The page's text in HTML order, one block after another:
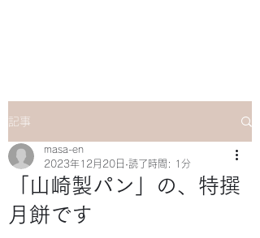
記事
「山崎製パン」の、特撰
月餅です
masa-en
2023年12月20日 読了時間: 1分